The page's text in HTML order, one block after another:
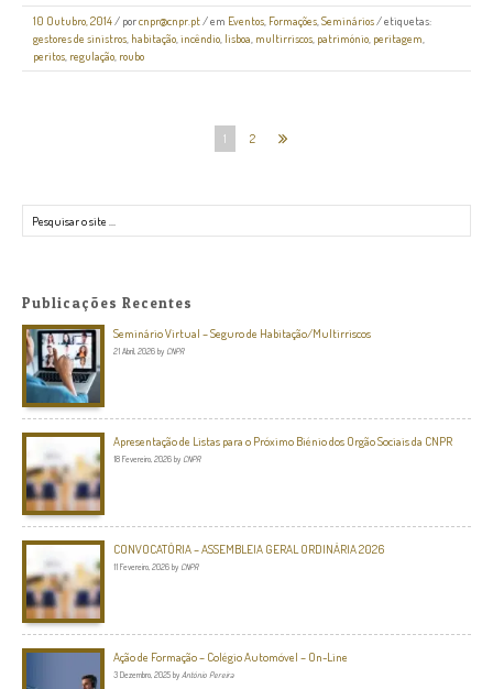
10 Outubro, 2014/ porcnpr@cnpr.pt/ em Eventos, Formações,Seminários/ etiquetas:
gestores de sinistros, habitação,incêndio, lisboa, multirriscos, património, peritagem,
peritos, regulação, roubo
1 2
Publicações Recentes
Seminário Virtual – Seguro de Habitação/Multirriscos
21 Abril, 2026 by CNPR
Apresentação de Listas para o Próximo Biénio dos Orgão Sociais da CNPR
18 Fevereiro, 2026 by CNPR
CONVOCATÓRIA – ASSEMBLEIA GERAL ORDINÁRIA 2026
11 Fevereiro, 2026 by CNPR
Ação de Formação – Colégio Automóvel – On-Line
3 Dezembro, 2025 by António Pereira